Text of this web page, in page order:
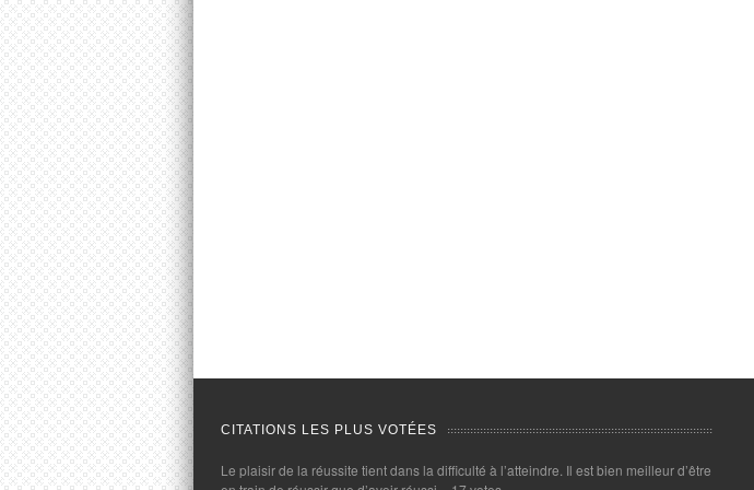
CITATIONS LES PLUS VOTÉES
Le plaisir de la réussite tient dans la difficulté à l’atteindre. Il est bien meilleur d’être